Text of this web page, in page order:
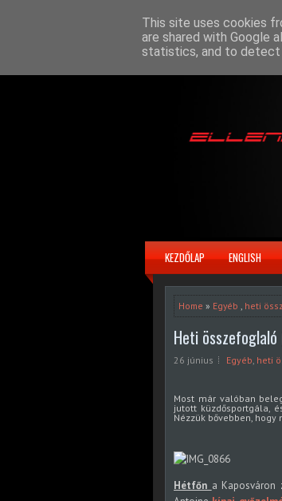
KEZDŐLAP ENGLISH
Home » Egyéb , heti
Heti összefoglaló
26 június Egyéb, heti
Most már valóban
jutott küzdősportgála,
Nézzük bővebben,
Hétfőn a Kaposváron
This site uses cookies
are shared with Google
statistics, and to detect